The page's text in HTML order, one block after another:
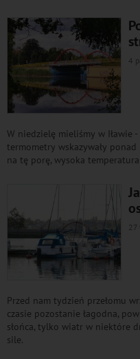
4
W niedzielę mieliśmy w Iławie
termometry wskazywały
na tę porę, wysoka
27
Przed nam tydzień przełomu
czasie pozostanie łagodna,
słońca, tylko wiatr w niektóre
sile.